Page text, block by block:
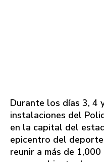
​Durante los días 3, 4
instalaciones del
en la capital del
epicentro del
reunir a más de